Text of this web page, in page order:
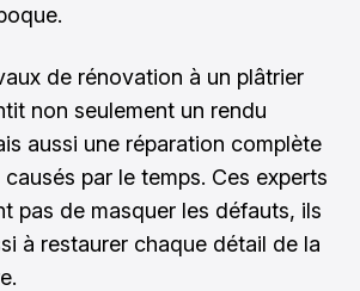
de rénovation à un plâtrier
non seulement un rendu
aussi une réparation complète
par le temps. Ces experts
pas de masquer les défauts, ils
à restaurer chaque détail de la